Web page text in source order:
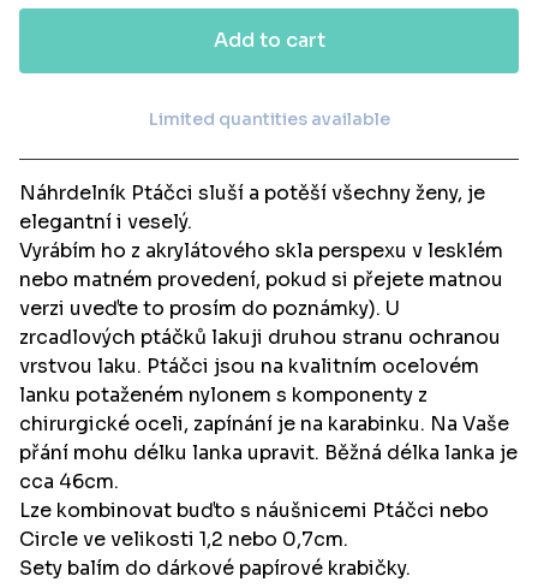
Add to cart
View cart
Limited quantities available
Náhrdelník Ptáčci sluší a potěší všechny ženy, je
elegantní i veselý.
Vyrábím ho z akrylátového skla perspexu v lesklém
nebo matném provedení, pokud si přejete matnou
verzi uveďte to prosím do poznámky). U
zrcadlových ptáčků lakuji druhou stranu ochranou
vrstvou laku. Ptáčci jsou na kvalitním ocelovém
lanku potaženém nylonem s komponenty z
chirurgické oceli, zapínání je na karabinku. Na Vaše
přání mohu délku lanka upravit. Běžná délka lanka je
cca 46cm.
Lze kombinovat buďto s náušnicemi Ptáčci nebo
Circle ve velikosti 1,2 nebo 0,7cm.
Sety balím do dárkové papírové krabičky.